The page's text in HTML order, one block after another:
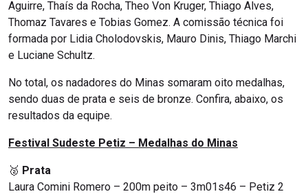
Aguirre, Thaís da Rocha, Theo Von Kruger, Thiago Alves,
Thomaz Tavares e Tobias Gomez. A comissão técnica foi
formada por Lidia Cholodovskis, Mauro Dinis, Thiago Marchi
e Luciane Schultz.
No total, os nadadores do Minas somaram oito medalhas,
sendo duas de prata e seis de bronze. Confira, abaixo, os
resultados da equipe.
Festival Sudeste Petiz – Medalhas do Minas
🥈 Prata
Laura Comini Romero – 200m peito – 3m01s46 – Petiz 2